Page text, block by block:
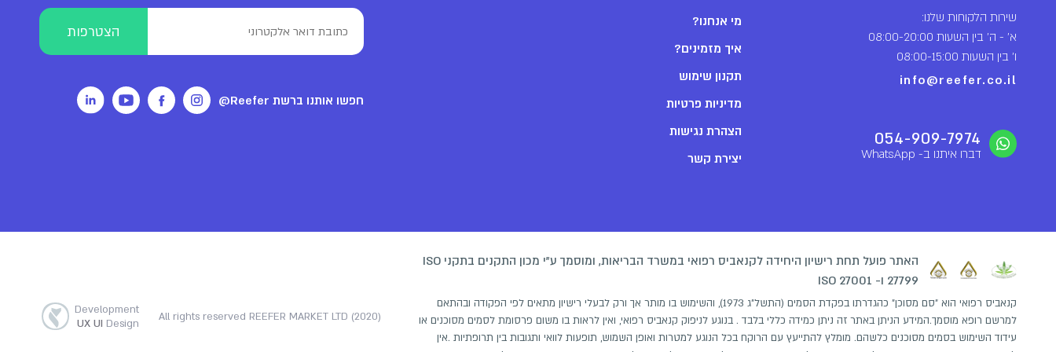
שירות הלקוחות שלנו:
א' - ה' בין השעות 08:00-20:00
ו' בין השעות 08:00-15:00
info@reefer.co.il
054-909-7974
דברו איתנו ב- WhatsApp
מי אנחנו?
איך מזמינים?
תקנון שימוש
מדיניות פרטיות
הצהרת נגישות
יצירת קשר
חפשו אותנו ברשת Reefer@
האתר פועל תחת רישיון היחידה לקנאביס רפואי במשרד הבריאות, ומוסמך ע"י מכון התקנים בתקני ISO
27799 ו- ISO 27001
קנאביס רפואי הוא "סם מסוכן" כהגדרתו בפקדת הסמים (התשל"ג 1973), והשימוש בו מותר אך ורק לבעלי רישיון מתאים לפי הפקודה ובהתאם
למרשם רופא מוסמך.המידע הניתן באתר זה ניתן כמידה כללי בלבד . בנוגע לניפוק קנאביס רפואי, ואין לראות בו משום פרסומת לסמים מסוכנים או
עידוד השימוש בסמים מסוכנים כלשהם. מומלץ להתייעץ עם הרוקח בכל הנוגע למטרות ואופן השמוש, תופעות לוואי ותגובות בין תרופתיות .אין
All rights reserved REEFER MARKET LTD (2020)
Development
UX UI Design